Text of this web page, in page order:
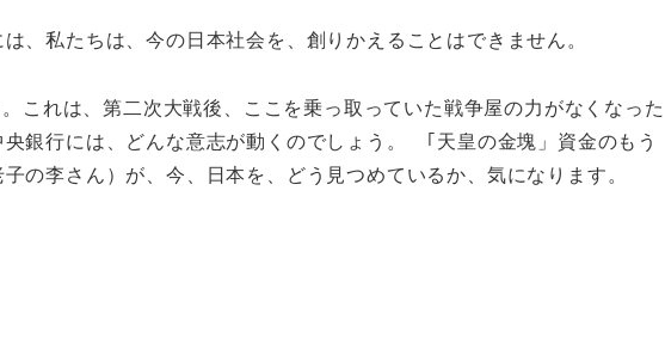
、私たちは、今の日本社会を、創りかえることはできません。
これは、第二次大戦後、ここを乗っ取っていた戦争屋の力がなくなった
銀行には、どんな意志が動くのでしょう。 ｢天皇の金塊」資金のもう
の李さん）が、今、日本を、どう見つめているか、気になります。